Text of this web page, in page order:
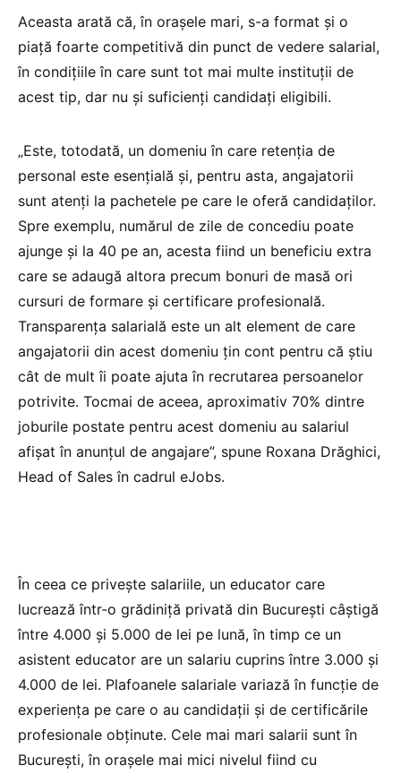
Aceasta arată că, în orașele mari, s-a format și o
piață foarte competitivă din punct de vedere salarial,
în condițiile în care sunt tot mai multe instituții de
acest tip, dar nu și suficienți candidați eligibili.
„Este, totodată, un domeniu în care retenția de
personal este esențială și, pentru asta, angajatorii
sunt atenți la pachetele pe care le oferă candidaților.
Spre exemplu, numărul de zile de concediu poate
ajunge și la 40 pe an, acesta fiind un beneficiu extra
care se adaugă altora precum bonuri de masă ori
cursuri de formare și certificare profesională.
Transparența salarială este un alt element de care
angajatorii din acest domeniu țin cont pentru că știu
cât de mult îi poate ajuta în recrutarea persoanelor
potrivite. Tocmai de aceea, aproximativ 70% dintre
joburile postate pentru acest domeniu au salariul
afișat în anunțul de angajare”, spune Roxana Drăghici,
Head of Sales în cadrul eJobs.
În ceea ce privește salariile, un educator care
lucrează într-o grădiniță privată din București câștigă
între 4.000 și 5.000 de lei pe lună, în timp ce un
asistent educator are un salariu cuprins între 3.000 și
4.000 de lei. Plafoanele salariale variază în funcție de
experiența pe care o au candidații și de certificările
profesionale obținute. Cele mai mari salarii sunt în
București, în orașele mai mici nivelul fiind cu